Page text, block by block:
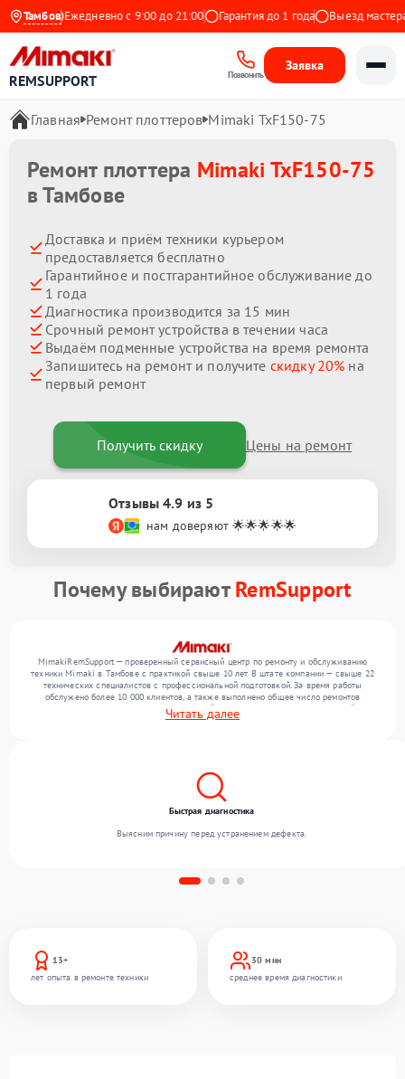
ТамбовЕжедневно с 9:00 до 21:00 Гарантия до 1 года Выезд мастера
REMSUPPORT Позвонить
Заявка
Главная Ремонт плоттеров Mimaki TxF150-75
Ремонт плоттера Mimaki TxF150-75
в Тамбове
Доставка и приём техники курьером
предоставляется бесплатно
Гарантийное и постгарантийное обслуживание до
1 года
Диагностика производится за 15 мин
Срочный ремонт устройства в течении часа
Выдаём подменные устройства на время ремонта
Запишитесь на ремонт и получите скидку 20% на
первый ремонт
Получить скидку Цены на ремонт
Отзывы 4.9 из 5
нам доверяют 🌟🌟🌟🌟🌟
Почему выбираютRemSupport
MimakiRemSupport — проверенный сервисный центр по ремонту и обслуживанию
техники Mimaki в Тамбове с практикой свыше 10 лет. В штате компании — свыше 22
технических специалистов с профессиональной подготовкой. За время работы
обслужено более 10 000 клиентов, а также выполнено общее число ремонтов
превысило 12 000. Ежемесячно в сервисный центр поступает более 300 устройств,
включая , , . Мы беремся за задачи любой сложности и гарантируем высокое
Читать далее
13+
лет опыта в ремонте техники
30 мин
среднее время диагностики
Быстрая диагностика
Выясним причину перед устранением дефекта.